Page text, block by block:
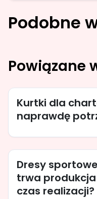
Podobne
Powiązane
Kurtki dla
naprawdę
Dresy
trwa
czas realizacji?